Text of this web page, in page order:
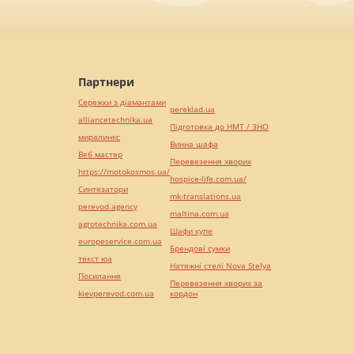
Партнери
Сережки з діамантами
alliancetechnika.ua
миралинкс
Веб мастер
https://motokosmos.ua/
Синтезатори
perevod.agency
agrotechnika.com.ua
europeservice.com.ua
текст юа
Посилання
kievperevod.com.ua
pereklad.ua
Підготовка до НМТ / ЗНО
Винна шафа
Перевезення хворих
hospice-life.com.ua/
mk-translations.ua
maltina.com.ua
Шафи купе
Брендові сумки
Натяжні стелі Nova Stelya
Перевезення хворих за
кордон